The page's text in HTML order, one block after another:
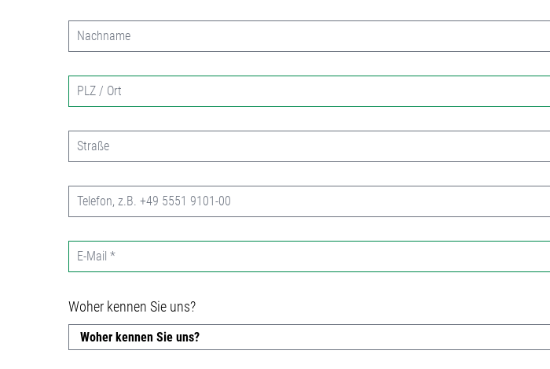
Woher kennen Sie uns?